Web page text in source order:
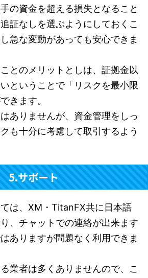
の資金を超える損失となること
証なしを選ぶようにしておくこ
急な変動があっても安心できま
とのメリットとしは、証拠金以
ということで「リスクを最小限
きます。
ありませんが、資金管理をしっ
も十分に考慮して取引するよう
5.サポート
は、XM・TitanFX共に日本語
、チャットでの連絡が出来ます
ありますが問題なく利用できま
業者は多くありませんので、こ